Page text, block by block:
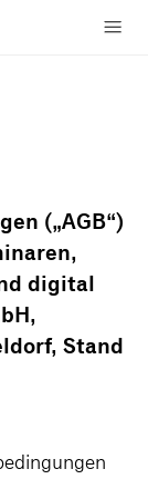
(„AGB“)
digital
Stand